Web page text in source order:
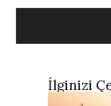
İlginizi